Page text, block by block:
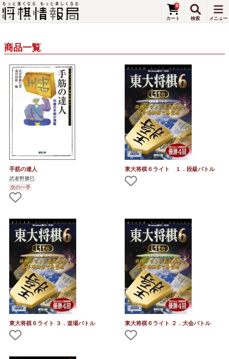
0
商品一覧
手筋の達人
武者野勝巳
次の一手
東大将棋６ライト １．段級バトル
東大将棋６ライト ３．道場バトル 東大将棋６ライト ２．大会バトル